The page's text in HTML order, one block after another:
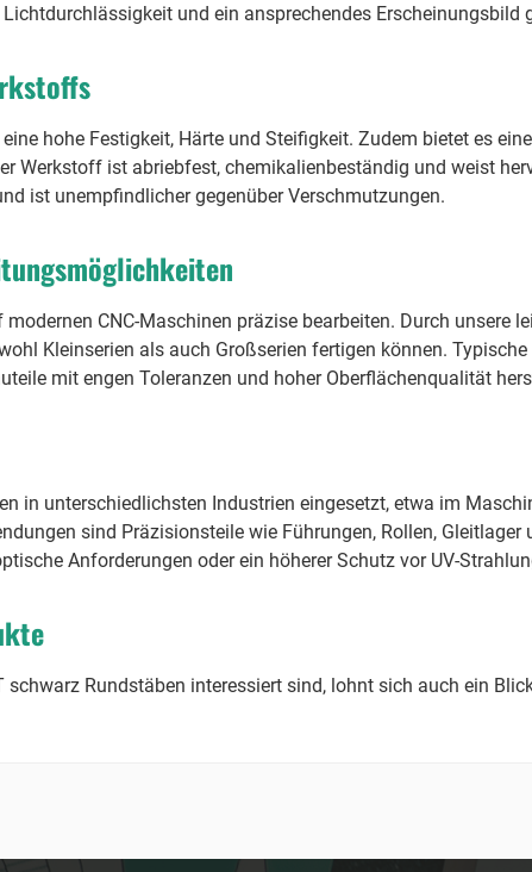
und ein ansprechendes Erscheinungsbild
hohe Festigkeit, Härte und Steifigkeit. Zudem bietet es
Werkstoff ist abriebfest, chemikalienbeständig und weist
ist unempfindlicher gegenüber Verschmutzungen.
CNC-Maschinen präzise bearbeiten. Durch
Kleinserien als auch Großserien fertigen können.
mit engen Toleranzen und hoher Oberflächenqualität
in unterschiedlichsten Industrien eingesetzt, etwa im
sind Präzisionsteile wie Führungen, Rollen,
Anforderungen oder ein höherer Schutz vor UV-
schwarz Rundstäben interessiert sind, lohnt sich auch ein